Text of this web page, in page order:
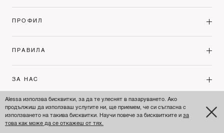
Alessa използва бисквитки, за да те улеснят в пазаруването. Ако
продължиш да използваш услугите ни, ще приемем, че си съгласна с
използването на такива бисквитки. Научи повече за бисквитките и за
това как може да се откажеш от тях.
ПРОФИЛ
ПРАВИЛА
ЗА НАС
BULGARIA'S PREMIUM FASHION LEADER